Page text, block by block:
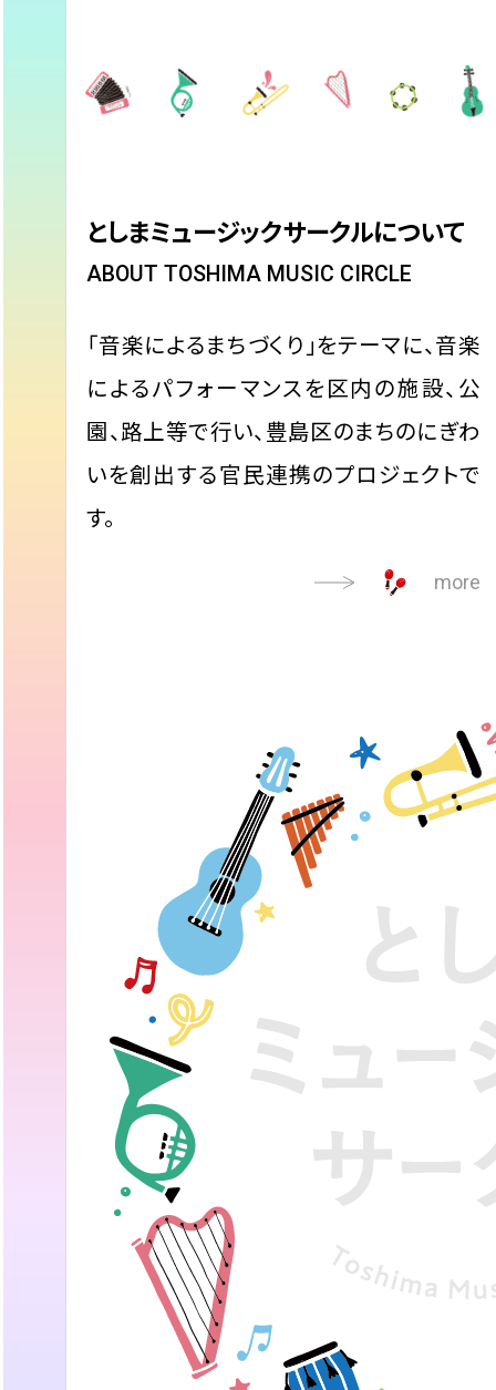
としまミュージックサークルについて
「音楽によるまちづくり」をテーマに、音楽
によるパフォーマンスを区内の施設、公
園、路上等で行い、豊島区のまちのにぎわ
いを創出する官民連携のプロジェクトで
す。
more